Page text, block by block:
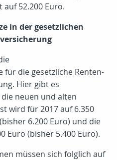
auf 52.200 Euro.
in der gesetzlichen
für die gesetzliche Renten-
Hier gibt es
neuen und alten
wird für 2017 auf 6.350
6.200 Euro) und die
Euro (bisher 5.400 Euro).
müssen sich folglich auf